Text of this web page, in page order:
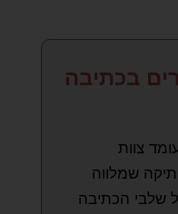
בכתיבה
צוות
שמלווה
שלבי הכתיבה